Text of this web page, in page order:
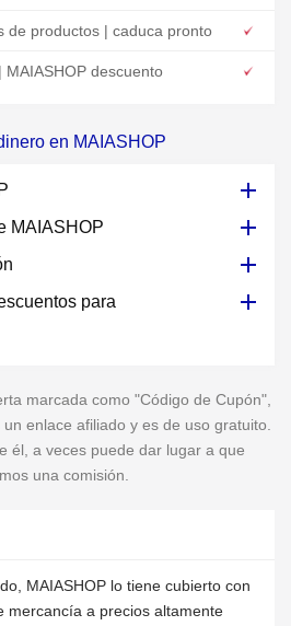
de productos | caduca pronto
descuento
en MAIASHOP
MAIASHOP
para
marcada como "Código de Cupón",
enlace afiliado y es de uso gratuito.
él, a veces puede dar lugar a que
una comisión.
MAIASHOP lo tiene cubierto con
mercancía a precios altamente